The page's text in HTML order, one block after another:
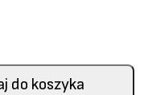
do koszyka